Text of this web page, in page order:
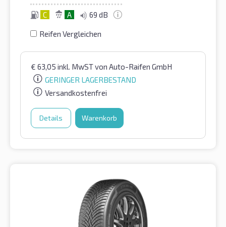
C A 69 dB
Reifen Vergleichen
€ 63,05 inkl. MwSTvon Auto-Raifen GmbH
GERINGER LAGERBESTAND
Versandkostenfrei
Details Warenkorb